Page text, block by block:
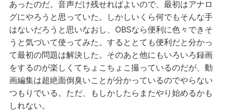
あったのだ。音声だけ残せればよいので、最初はアナロ
グにやろうと思っていた。しかしいくら何でもそんな手
はないだろうと思いなおし、OBSなら便利に色々できそ
うと気づいて使ってみた。するととても便利だと分かっ
て最初の問題は解決した。そのあと他にもいろいろ録画
をするのが楽しくてちょこちょこ撮っているのだが、動
画編集は超絶面倒臭いことが分かっているのでやらない
つもりでいる。ただ、もしかしたらまたやり始めるかも
しれない。